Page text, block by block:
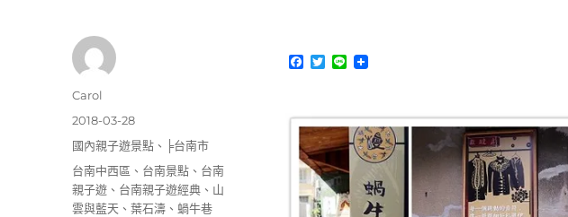
F
b
o
o
k
T
t
e
r
L
作
者
Carol
發
佈
期:
2018-03-28
分
類
國內親子遊景點 、
╞台南市
標
籤
台南中西區 、 台南景點 、 台南
親子遊 、 台南親子遊經典 、 山
雲與藍天 、葉石濤 、 蝸牛巷